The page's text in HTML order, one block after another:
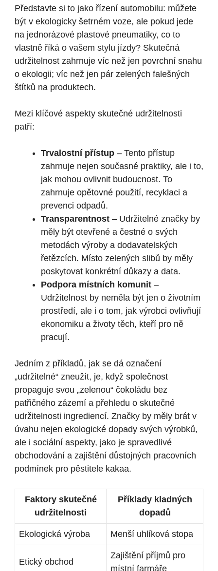
Představte si to jako řízení automobilu: můžete
být v ekologicky šetrném voze, ale pokud jede
na jednorázové plastové pneumatiky, co to
vlastně říká o vašem stylu jízdy? Skutečná
udržitelnost zahrnuje víc než jen povrchní snahu
o ekologii; víc než jen pár zelených falešných
štítků na produktech.
Mezi klíčové aspekty skutečné udržitelnosti
patří:
Trvalostní přístup – Tento přístup
zahrnuje nejen současné praktiky, ale i to,
jak mohou ovlivnit budoucnost. To
zahrnuje opětovné použití, recyklaci a
prevenci odpadů.
Transparentnost – Udržitelné značky by
měly být otevřené a čestné o svých
metodách výroby a dodavatelských
řetězcích. Místo zelených slibů by měly
poskytovat konkrétní důkazy a data.
Podpora místních komunit –
Udržitelnost by neměla být jen o životním
prostředí, ale i o tom, jak výrobci ovlivňují
ekonomiku a životy těch, kteří pro ně
pracují.
Jedním z příkladů, jak se dá označení
„udržitelné“ zneužít, je, když společnost
propaguje svou „zelenou“ čokoládu bez
patřičného zázemí a přehledu o skutečné
udržitelnosti ingrediencí. Značky by měly brát v
úvahu nejen ekologické dopady svých výrobků,
ale i sociální aspekty, jako je spravedlivé
obchodování a zajištění důstojných pracovních
podmínek pro pěstitele kakaa.
Faktory skutečné
udržitelnosti
Příklady kladných
dopadů
Ekologická výroba Menší uhlíková stopa
Etický obchod
Zajištění příjmů pro
místní farmáře